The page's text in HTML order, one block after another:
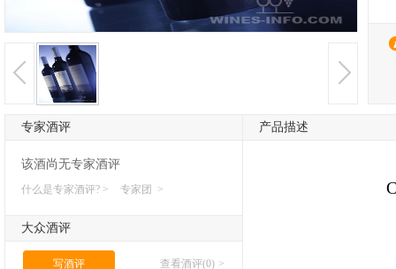
专家酒评
该酒尚无专家酒评
什么是专家酒评? > 专家团 >
大众酒评
写酒评 >
查看酒评(0)
产品描述